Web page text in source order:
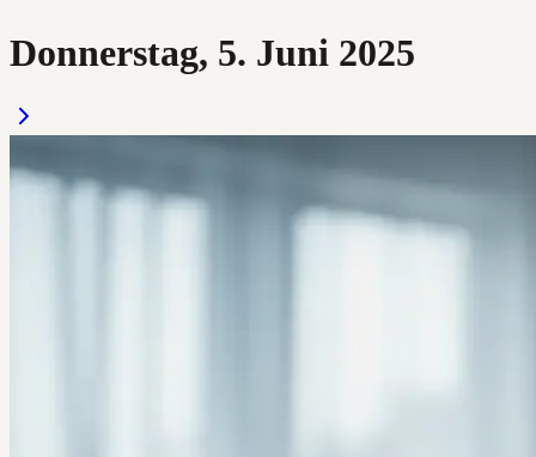
Donnerstag, 5. Juni 2025